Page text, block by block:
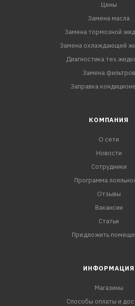
Цены
Замена масла
Замена тормозной
Замена охлаждающей
Диагностика
Замена фильтров
Заправка
КОМПАНИЯ
О сети
Новости
Сотрудники
Программа
Отзывы
Вакансии
Статьи
Предложить
ИНФОРМАЦИЯ
Магазины
Способы оплаты и